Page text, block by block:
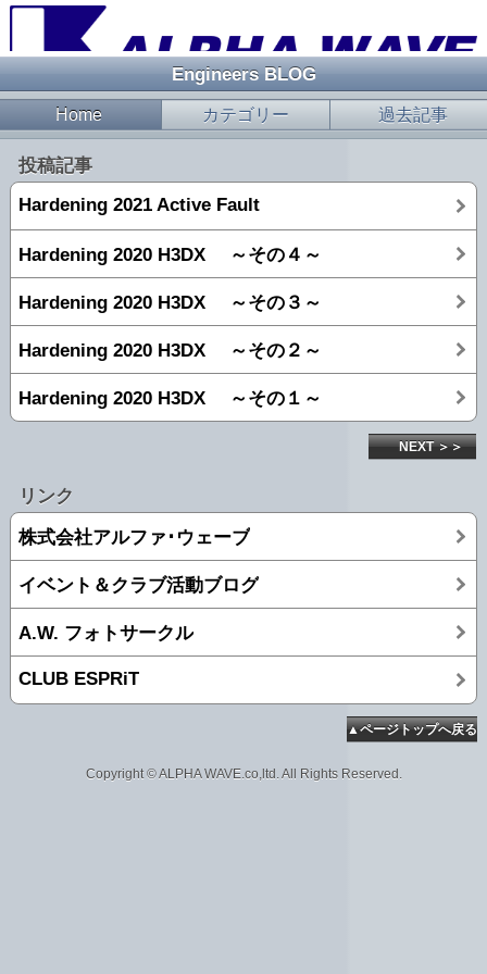
Engineers BLOG
Home カテゴリー 過去記事
投稿記事
Hardening 2021 Active Fault
Hardening 2020 H3DX ～その４～
Hardening 2020 H3DX ～その３～
Hardening 2020 H3DX ～その２～
Hardening 2020 H3DX ～その１～
NEXT ＞＞
リンク
株式会社アルファ･ウェーブ
イベント＆クラブ活動ブログ
A.W. フォトサークル
CLUB ESPRiT
▲ページトップへ戻る
Copyright © ALPHA WAVE.co,ltd. All Rights Reserved.